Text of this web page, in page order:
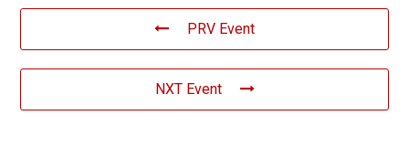
PRV Event
NXT Event